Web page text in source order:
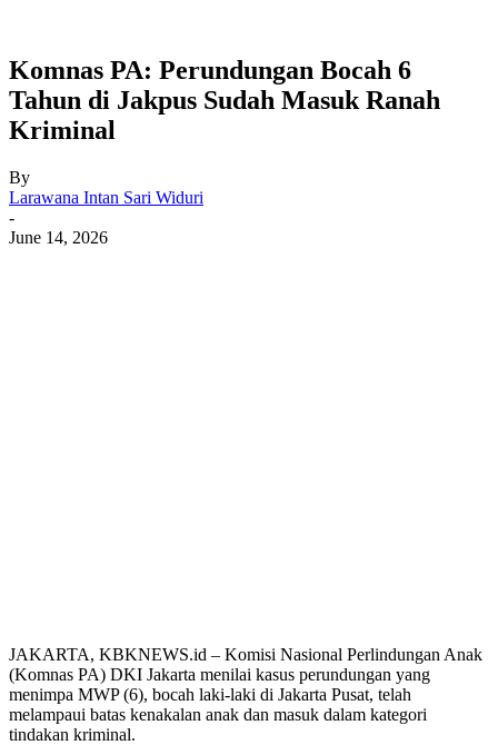
Komnas PA: Perundungan Bocah 6
Tahun di Jakpus Sudah Masuk Ranah
Kriminal
By
Larawana Intan Sari Widuri
-
June 14, 2026
JAKARTA, KBKNEWS.id – Komisi Nasional Perlindungan Anak
(Komnas PA) DKI Jakarta menilai kasus perundungan yang
menimpa MWP (6), bocah laki-laki di Jakarta Pusat, telah
melampaui batas kenakalan anak dan masuk dalam kategori
tindakan kriminal.